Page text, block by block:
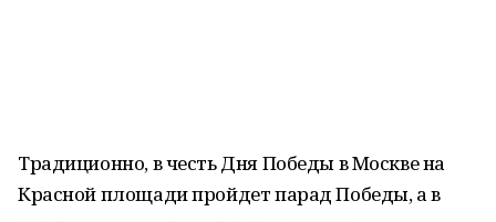
Традиционно, в честь Дня Победы в Москве на
Красной площади пройдет парад Победы, а в